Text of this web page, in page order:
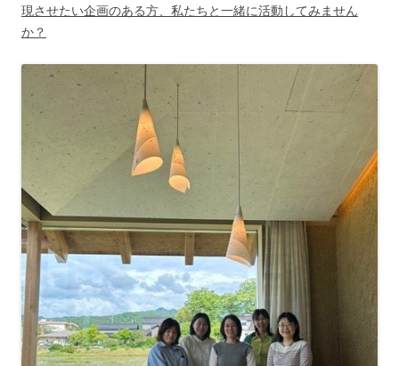
現させたい企画のある方、 私たちと一緒に活動してみません
か？